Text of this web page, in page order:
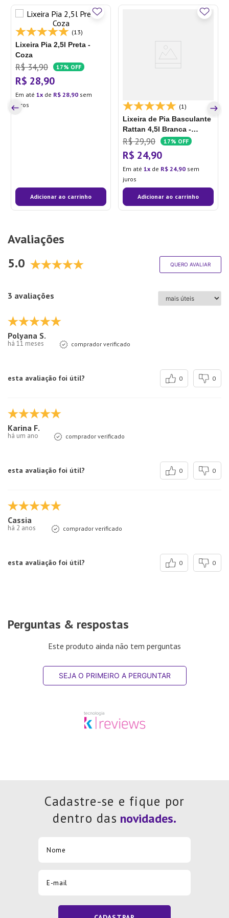
(13)
Lixeira Pia 2,5l Preta -
Coza
R$ 34,90 17% OFF
R$ 28,90
Em até 1 de R$ 28,90 sem
juros
Adicionar ao carrinho
(1)
Lixeira de Pia Basculante
Rattan 4,5l Branca -
Nitron
R$ 29,90 17% OFF
R$ 24,90
Em até 1 de R$ 24,90 sem
juros
Adicionar ao carrinho
Avaliações
5.0
QUERO AVALIAR
3 avaliações
Polyana S.
há 11 meses comprador verificado
esta avaliação foi útil? 0 0
Karina F.
há um ano comprador verificado
esta avaliação foi útil? 0 0
Cassia
há 2 anos comprador verificado
esta avaliação foi útil? 0 0
Perguntas & respostas
Este produto ainda não tem perguntas
SEJA O PRIMEIRO A PERGUNTAR
Cadastre-se e fique por
dentro das